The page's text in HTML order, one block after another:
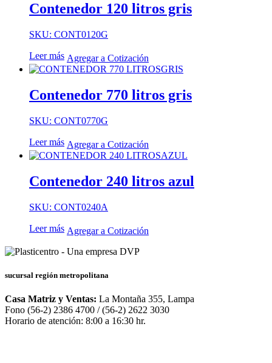
Contenedor 120 litros gris
SKU: CONT0120G
Leer más Agregar a Cotización
Contenedor 770 litros gris
SKU: CONT0770G
Leer más Agregar a Cotización
Contenedor 240 litros azul
SKU: CONT0240A
Leer más Agregar a Cotización
sucursal región metropolitana
Casa Matriz y Ventas: La Montaña 355, Lampa
Fono (56-2) 2386 4700 / (56-2) 2622 3030
Horario de atención: 8:00 a 16:30 hr.